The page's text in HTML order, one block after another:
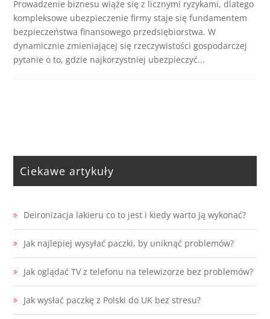
Prowadzenie biznesu wiąże się z licznymi ryzykami, dlatego
kompleksowe ubezpieczenie firmy staje się fundamentem
bezpieczeństwa finansowego przedsiębiorstwa. W
dynamicznie zmieniającej się rzeczywistości gospodarczej
pytanie o to, gdzie najkorzystniej ubezpieczyć...
Ciekawe artykuły
Deironizacja lakieru co to jest i kiedy warto ją wykonać?
Jak najlepiej wysyłać paczki, by uniknąć problemów?
Jak oglądać TV z telefonu na telewizorze bez problemów?
Jak wysłać paczkę z Polski do UK bez stresu?